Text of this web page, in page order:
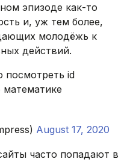
эпизоде как-то
и, уж тем более,
молодёжь к
действий.
посмотреть id
математике
August 17, 2020
часто попадают в